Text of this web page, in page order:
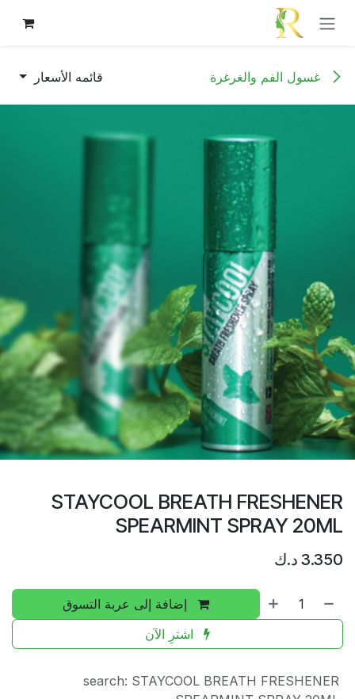
تخطي للذهاب إلى المحتوى
غسول الفم والغرغرة قائمه الأسعار
STAYCOOL BREATH FRESHENER
SPEARMINT SPRAY 20ML
3.350 د.ك
إضافة إلى عربة التسوق
اشترِ الآن
search: STAYCOOL BREATH FRESHENER